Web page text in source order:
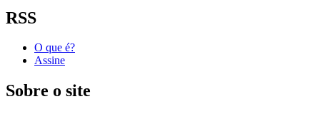
RSS
O que é?
Assine
Sobre o site